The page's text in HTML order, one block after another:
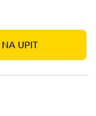
NA UPIT